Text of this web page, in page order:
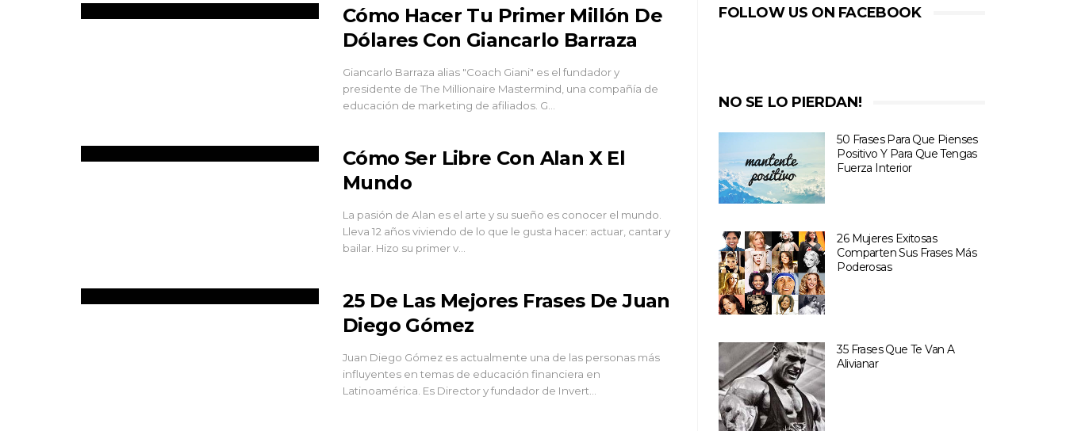
Cómo Hacer Tu Primer Millón De
Dólares Con Giancarlo Barraza
Giancarlo Barraza alias "Coach Giani" es el fundador y
presidente de The Millionaire Mastermind, una compañía de
educación de marketing de afiliados. G…
Cómo Ser Libre Con Alan X El
Mundo
La pasión de Alan es el arte y su sueño es conocer el mundo.
Lleva 12 años viviendo de lo que le gusta hacer: actuar, cantar y
bailar. Hizo su primer v…
25 De Las Mejores Frases De Juan
Diego Gómez
Juan Diego Gómez es actualmente una de las personas más
influyentes en temas de educación financiera en
Latinoamérica. Es Director y fundador de Invert…
FOLLOW US ON FACEBOOK
NO SE LO PIERDAN!
50 Frases Para Que Pienses
Positivo Y Para Que Tengas
Fuerza Interior
26 Mujeres Exitosas
Comparten Sus Frases Más
Poderosas
35 Frases Que Te Van A
Alivianar